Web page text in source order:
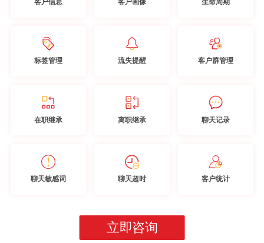
标签管理 流失提醒 客户群管理
在职继承 离职继承 聊天记录
聊天敏感词 聊天超时 客户统计
立即咨询